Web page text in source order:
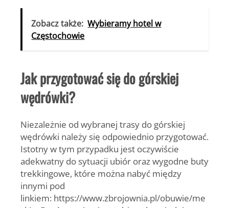
Zobacz także: Wybieramy hotel w
Częstochowie
Jak przygotować się do górskiej
wędrówki?
Niezależnie od wybranej trasy do górskiej
wędrówki należy się odpowiednio przygotować.
Istotny w tym przypadku jest oczywiście
adekwatny do sytuacji ubiór oraz wygodne buty
trekkingowe, które można nabyć między
innymi pod
linkiem: https://www.zbrojownia.pl/obuwie/me